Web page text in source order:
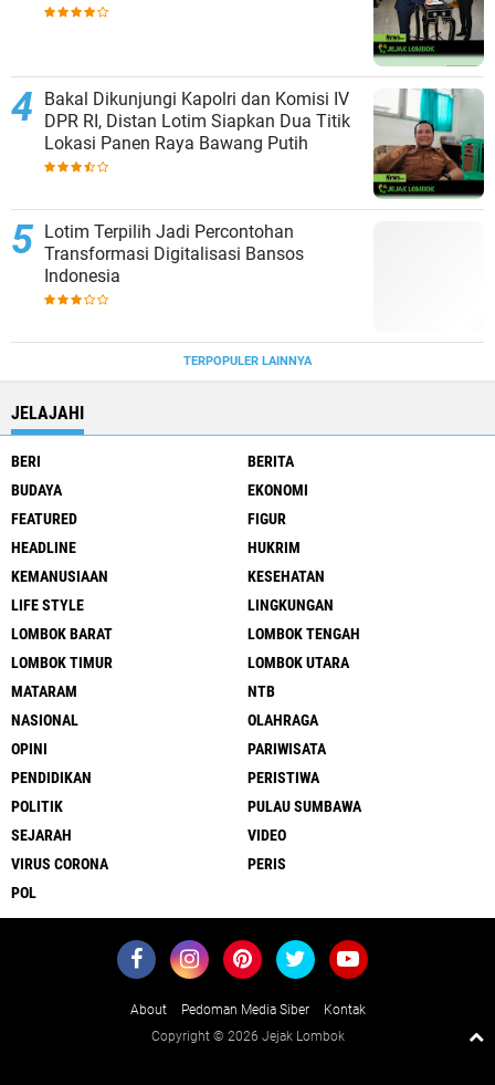
Bakal Dikunjungi Kapolri dan Komisi IV
DPR RI, Distan Lotim Siapkan Dua Titik
Lokasi Panen Raya Bawang Putih
Lotim Terpilih Jadi Percontohan
Transformasi Digitalisasi Bansos
Indonesia
TERPOPULER LAINNYA
JELAJAHI
BERI
BERITA
BUDAYA
EKONOMI
FEATURED
FIGUR
HEADLINE
HUKRIM
KEMANUSIAAN
KESEHATAN
LIFE STYLE
LINGKUNGAN
LOMBOK BARAT
LOMBOK TENGAH
LOMBOK TIMUR
LOMBOK UTARA
MATARAM
NTB
NASIONAL
OLAHRAGA
OPINI
PARIWISATA
PENDIDIKAN
PERISTIWA
POLITIK
PULAU SUMBAWA
SEJARAH
VIDEO
VIRUS CORONA
PERIS
POL
About Pedoman Media Siber
Kontak
Copyright © 2026 Jejak Lombok